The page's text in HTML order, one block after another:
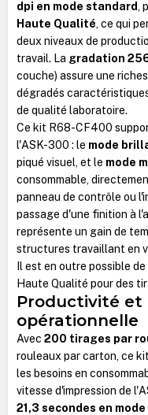
dpi en mode standard,
Haute Qualité, ce qui
deux niveaux de
travail. La gradation
couche) assure une
dégradés
de qualité laboratoire.
Ce kit R68-CF400
l'ASK-300 : le mode
piqué visuel, et le mode
consommable,
panneau de contrôle ou
passage d'une finition à
représente un gain de
structures travaillant en
Il est en outre possible
Haute Qualité pour des
Productivité et
opérationnelle
Avec 200 tirages par
rouleaux par carton, ce
les besoins en
vitesse d'impression de
21,3 secondes en